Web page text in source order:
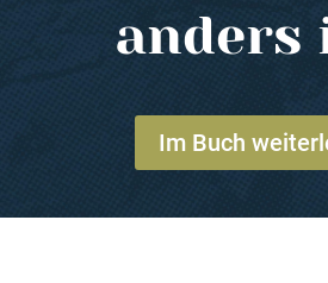
anders
Im Buch